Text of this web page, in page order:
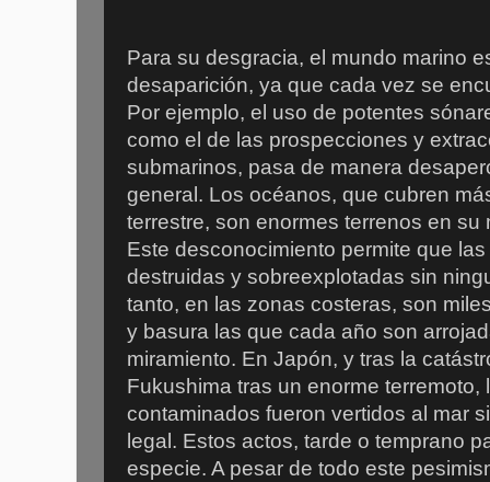
Para su desgracia, el mundo marino
desaparición, ya que cada vez se
Por ejemplo, el uso de potentes
como el de las prospecciones y
submarinos, pasa de manera
general. Los océanos, que cubren
terrestre, son enormes terrenos en
Este desconocimiento permite que
destruidas y sobreexplotadas sin
tanto, en las zonas costeras, son
y basura las que cada año son
miramiento. En Japón, y tras la
Fukushima tras un enorme
contaminados fueron vertidos al mar
legal. Estos actos, tarde o temprano
especie. A pesar de todo este